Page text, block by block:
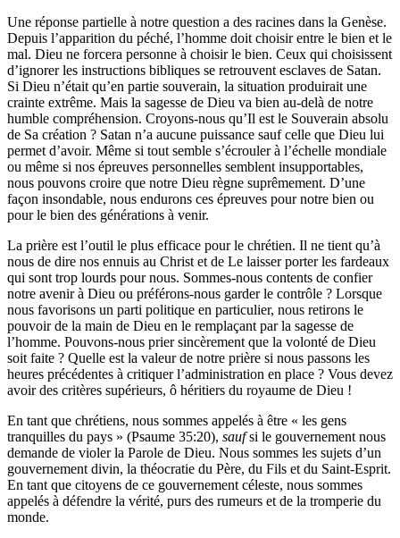
Une réponse partielle à notre question a des racines dans la Genèse.
Depuis l’apparition du péché, l’homme doit choisir entre le bien et le
mal. Dieu ne forcera personne à choisir le bien. Ceux qui choisissent
d’ignorer les instructions bibliques se retrouvent esclaves de Satan.
Si Dieu n’était qu’en partie souverain, la situation produirait une
crainte extrême. Mais la sagesse de Dieu va bien au-delà de notre
humble compréhension. Croyons-nous qu’Il est le Souverain absolu
de Sa création ? Satan n’a aucune puissance sauf celle que Dieu lui
permet d’avoir. Même si tout semble s’écrouler à l’échelle mondiale
ou même si nos épreuves personnelles semblent insupportables,
nous pouvons croire que notre Dieu règne suprêmement. D’une
façon insondable, nous endurons ces épreuves pour notre bien ou
pour le bien des générations à venir.
La prière est l’outil le plus efficace pour le chrétien. Il ne tient qu’à
nous de dire nos ennuis au Christ et de Le laisser porter les fardeaux
qui sont trop lourds pour nous. Sommes-nous contents de confier
notre avenir à Dieu ou préférons-nous garder le contrôle ? Lorsque
nous favorisons un parti politique en particulier, nous retirons le
pouvoir de la main de Dieu en le remplaçant par la sagesse de
l’homme. Pouvons-nous prier sincèrement que la volonté de Dieu
soit faite ? Quelle est la valeur de notre prière si nous passons les
heures précédentes à critiquer l’administration en place ? Vous devez
avoir des critères supérieurs, ô héritiers du royaume de Dieu !
En tant que chrétiens, nous sommes appelés à être « les gens
tranquilles du pays » (Psaume 35:20), saufsi le gouvernement nous
demande de violer la Parole de Dieu. Nous sommes les sujets d’un
gouvernement divin, la théocratie du Père, du Fils et du Saint-Esprit.
En tant que citoyens de ce gouvernement céleste, nous sommes
appelés à défendre la vérité, purs des rumeurs et de la tromperie du
monde.